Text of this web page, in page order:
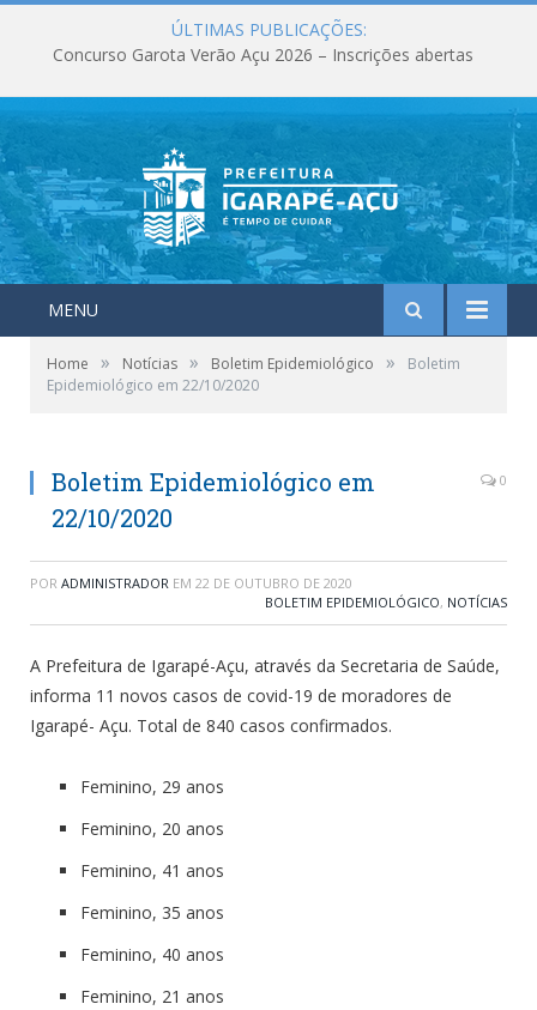
ÚLTIMAS PUBLICAÇÕES:
Concurso Garota Verão Açu 2026 – Inscrições abertas
MENU
Home » Notícias » Boletim Epidemiológico »
Boletim
Epidemiológico em 22/10/2020
Boletim Epidemiológico em
22/10/2020
0
POR ADMINISTRADOR EM 22 DE OUTUBRO DE 2020
BOLETIM EPIDEMIOLÓGICO, NOTÍCIAS
A Prefeitura de Igarapé-Açu, através da Secretaria de Saúde,
informa 11 novos casos de covid-19 de moradores de
Igarapé- Açu. Total de 840 casos confirmados.
Feminino, 29 anos
Feminino, 20 anos
Feminino, 41 anos
Feminino, 35 anos
Feminino, 40 anos
Feminino, 21 anos